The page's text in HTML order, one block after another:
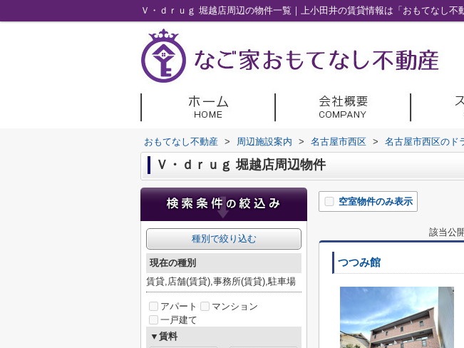
Ｖ・ｄｒｕｇ 堀越店周辺の物件一覧｜上小田井の賃貸情報は「おもてなし不
おもてなし不動産 > 周辺施設案内 > 名古屋市西区 > 名古屋市西区のド
Ｖ・ｄｒｕｇ 堀越店周辺物件
空室物件のみ表示
該当公
つつみ館
種別で絞り込む
現在の種別
賃貸,店舗(賃貸),事務所(賃貸),駐車場
アパート
マンション
一戸建て
▼賃料